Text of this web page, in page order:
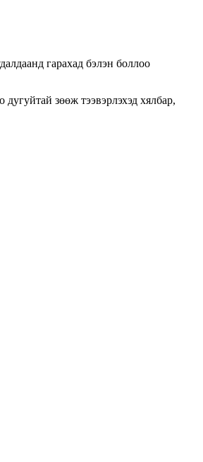
гарахад бэлэн боллоо
зөөж тээвэрлэхэд хялбар,